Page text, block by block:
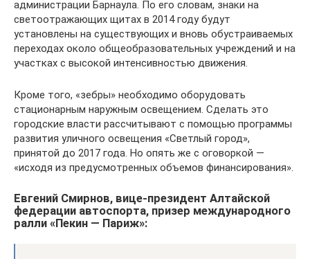
администрации Барнаула. По его словам, знаки на
светоотражающих щитах в 2014 году будут
установлены на существующих и вновь обустраиваемых
переходах около общеобразовательных учреждений и на
участках с высокой интенсивностью движения.
Кроме того, «зебры» необходимо оборудовать
стационарным наружным освещением. Сделать это
городские власти рассчитывают с помощью программы
развития уличного освещения «Светлый город»,
принятой до 2017 года. Но опять же с оговоркой —
«исходя из предусмотренных объемов финансирования».
Евгений Смирнов, вице-президент Алтайской
федерации автоспорта, призер международного
ралли «Пекин — Париж»: